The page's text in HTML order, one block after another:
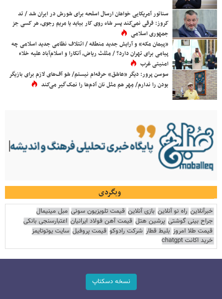
سناتور آمریکایی خواهان ارسال اسلحه برای شورش در ایران شد / تد
کروز: فرقی نمی‌کند پسر شاه روی کار بیاید یا مریم رجوی، هر کسی جز
جمهوری اسلامی
«پیمان مکه» و آرایش جدید منطقه / ائتلاف نظامی جدید اسلامی چه
پیامی برای تهران دارد؟ / مثلث ریاض، آنکارا و اسلام‌آباد علیه خلاء
امنیتی غرب
سوسن پرور: دیگر «عاشق» حرفه‌ام نیستم/ شو آف‌های لازم برای بازیگر
بودن را ندارم/ مِهر هم مثل نان آدم‌ها را نمک‌گیر می‌کند
وبگردی
خبرآنلاین راه نو آنلاین بازی آنلاین قیمت تلویزیون سونی مبل مینیمال
جراح بینی گوشتی پرشین هتل قیمت آهن فولاد ایرانیان اعتبارسنجی بانکی
قیمت طلا امروز بلیط قطار شرکت رادوکو قیمت پروفیل سایت یوتوتایمز
خرید اکانت chatgpt
نسخه دسکتاپ